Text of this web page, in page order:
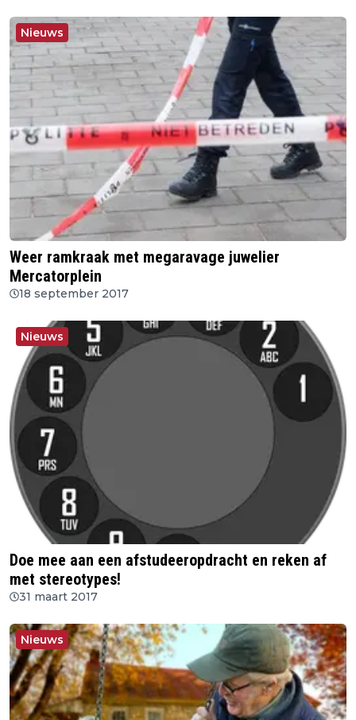
Nieuws
Weer ramkraak met megaravage juwelier
Mercatorplein
18 september 2017
Nieuws
Doe mee aan een afstudeeropdracht en reken af
met stereotypes!
31 maart 2017
Nieuws